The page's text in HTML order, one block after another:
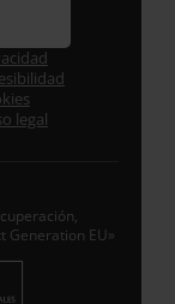
*
legal
Generation EU»